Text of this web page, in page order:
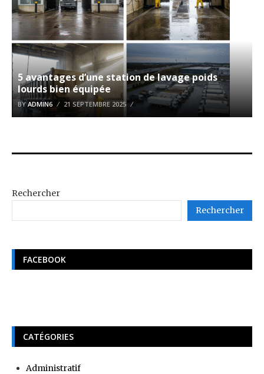
5 avantages d’une station de lavage poids
lourds bien équipée
BYADMIN6 21 SEPTEMBRE 2025
Rechercher
Rechercher
FACEBOOK
CATÉGORIES
Administratif